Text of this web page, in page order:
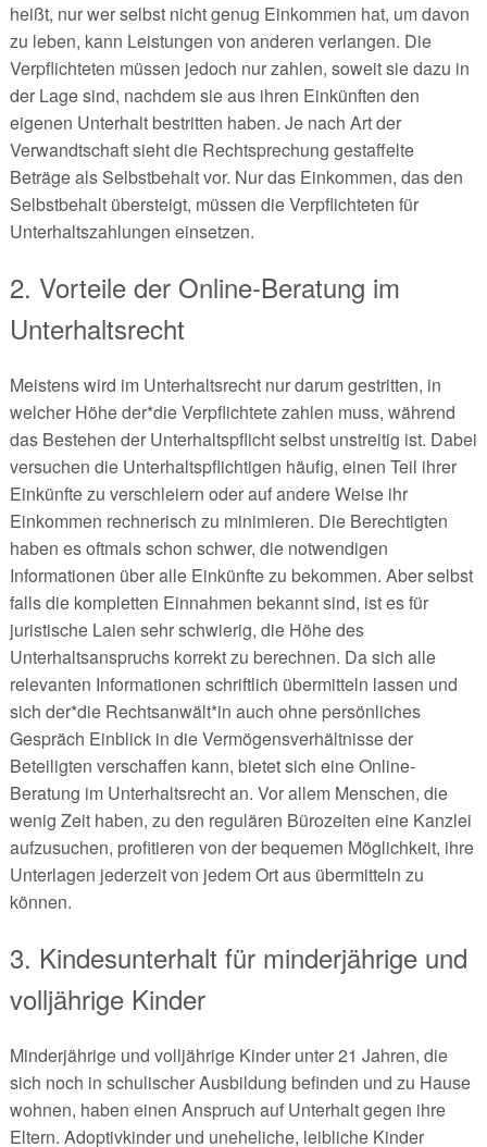
heißt, nur wer selbst nicht genug Einkommen hat, um davon
zu leben, kann Leistungen von anderen verlangen. Die
Verpflichteten müssen jedoch nur zahlen, soweit sie dazu in
der Lage sind, nachdem sie aus ihren Einkünften den
eigenen Unterhalt bestritten haben. Je nach Art der
Verwandtschaft sieht die Rechtsprechung gestaffelte
Beträge als Selbstbehalt vor. Nur das Einkommen, das den
Selbstbehalt übersteigt, müssen die Verpflichteten für
Unterhaltszahlungen einsetzen.
2. Vorteile der Online-Beratung im
Unterhaltsrecht
Meistens wird im Unterhaltsrecht nur darum gestritten, in
welcher Höhe der*die Verpflichtete zahlen muss, während
das Bestehen der Unterhaltspflicht selbst unstreitig ist. Dabei
versuchen die Unterhaltspflichtigen häufig, einen Teil ihrer
Einkünfte zu verschleiern oder auf andere Weise ihr
Einkommen rechnerisch zu minimieren. Die Berechtigten
haben es oftmals schon schwer, die notwendigen
Informationen über alle Einkünfte zu bekommen. Aber selbst
falls die kompletten Einnahmen bekannt sind, ist es für
juristische Laien sehr schwierig, die Höhe des
Unterhaltsanspruchs korrekt zu berechnen. Da sich alle
relevanten Informationen schriftlich übermitteln lassen und
sich der*die Rechtsanwält*in auch ohne persönliches
Gespräch Einblick in die Vermögensverhältnisse der
Beteiligten verschaffen kann, bietet sich eine Online-
Beratung im Unterhaltsrecht an. Vor allem Menschen, die
wenig Zeit haben, zu den regulären Bürozeiten eine Kanzlei
aufzusuchen, profitieren von der bequemen Möglichkeit, ihre
Unterlagen jederzeit von jedem Ort aus übermitteln zu
können.
3. Kindesunterhalt für minderjährige und
volljährige Kinder
Minderjährige und volljährige Kinder unter 21 Jahren, die
sich noch in schulischer Ausbildung befinden und zu Hause
wohnen, haben einen Anspruch auf Unterhalt gegen ihre
Eltern. Adoptivkinder und uneheliche, leibliche Kinder